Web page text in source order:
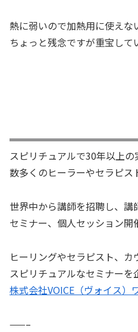
熱に弱いので加熱用に使えな
ちょっと残念ですが重宝して
スピリチュアルで30年以上の
数多くのヒーラーやセラピス
世界中から講師を招聘し、講
セミナー、個人セッション開
ヒーリングやセラピスト、カ
スピリチュアルなセミナーを
株式会社VOICE（ヴォイス）
——–